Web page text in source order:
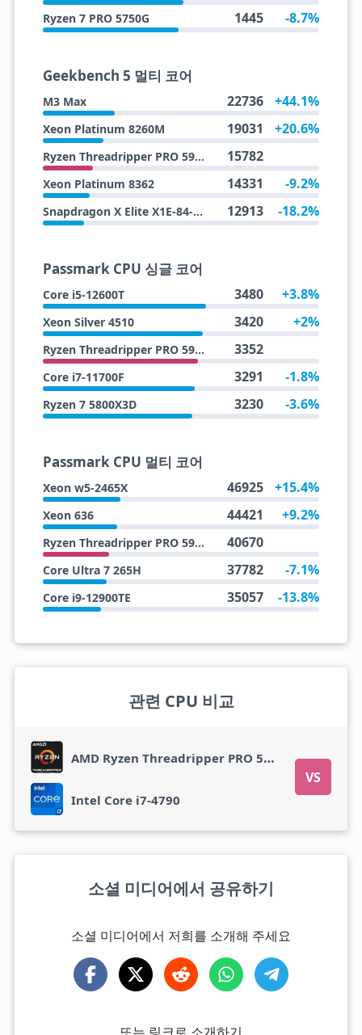
Ryzen 7 PRO 5750G 1445 -8.7%
Geekbench 5 멀티 코어
M3 Max 22736 +44.1%
Xeon Platinum 8260M 19031 +20.6%
Ryzen Threadripper PRO 5945WX 15782
Xeon Platinum 8362 14331 -9.2%
Snapdragon X Elite X1E-84-100 12913 -18.2%
Passmark CPU 싱글 코어
Core i5-12600T 3480 +3.8%
Xeon Silver 4510 3420 +2%
Ryzen Threadripper PRO 5945WX 3352
Core i7-11700F 3291 -1.8%
Ryzen 7 5800X3D 3230 -3.6%
Passmark CPU 멀티 코어
Xeon w5-2465X 46925 +15.4%
Xeon 636 44421 +9.2%
Ryzen Threadripper PRO 5945WX 40670
Core Ultra 7 265H 37782 -7.1%
Core i9-12900TE 35057 -13.8%
관련 CPU 비교
AMD Ryzen Threadripper PRO 5945WX
VS
Intel Core i7-4790
소셜 미디어에서 공유하기
소셜 미디어에서 저희를 소개해 주세요